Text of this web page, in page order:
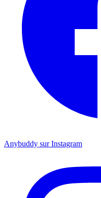
Anybuddy sur Instagram